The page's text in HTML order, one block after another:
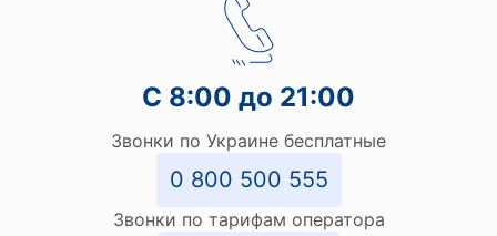
С 8:00 до 21:00
Звонки по Украине бесплатные
0 800 500 555
Звонки по тарифам оператора